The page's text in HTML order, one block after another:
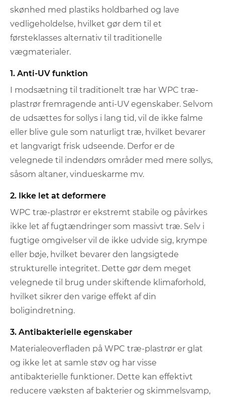
skønhed med plastiks holdbarhed og lave
vedligeholdelse, hvilket gør dem til et
førsteklasses alternativ til traditionelle
vægmaterialer.
1. Anti-UV funktion
I modsætning til traditionelt træ har WPC træ-
plastrør fremragende anti-UV egenskaber. Selvom
de udsættes for sollys i lang tid, vil de ikke falme
eller blive gule som naturligt træ, hvilket bevarer
et langvarigt frisk udseende. Derfor er de
velegnede til indendørs områder med mere sollys,
såsom altaner, vindueskarme mv.
2. Ikke let at deformere
WPC træ-plastrør er ekstremt stabile og påvirkes
ikke let af fugtændringer som massivt træ. Selv i
fugtige omgivelser vil de ikke udvide sig, krympe
eller bøje, hvilket bevarer den langsigtede
strukturelle integritet. Dette gør dem meget
velegnede til brug under skiftende klimaforhold,
hvilket sikrer den varige effekt af din
boligindretning.
3. Antibakterielle egenskaber
Materialeoverfladen på WPC træ-plastrør er glat
og ikke let at samle støv og har visse
antibakterielle funktioner. Dette kan effektivt
reducere væksten af ​​bakterier og skimmelsvamp,